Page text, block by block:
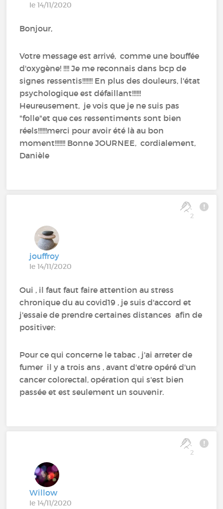
le 14/11/2020
Bonjour,
Votre message est arrivé, comme une bouffée
d'oxygène! !!!! Je me reconnais dans bcp de
signes ressentis!!!!!!! En plus des douleurs, l'état
psychologique est défaillant!!!!!!
Heureusement, je vois que je ne suis pas
"folle"et que ces ressentiments sont bien
réels!!!!!!merci pour avoir été là au bon
moment!!!!!!! Bonne JOURNEE, cordialement,
Danièle
2
jouffroy
le 14/11/2020
Oui , il faut faut faire attention au stress
chronique du au covid19 , je suis d'accord et
j'essaie de prendre certaines distances afin de
positiver:
Pour ce qui concerne le tabac , j'ai arreter de
fumer il y a trois ans , avant d'etre opéré d'un
cancer colorectal, opération qui s'est bien
passée et est seulement un souvenir.
2
Willow
le 14/11/2020